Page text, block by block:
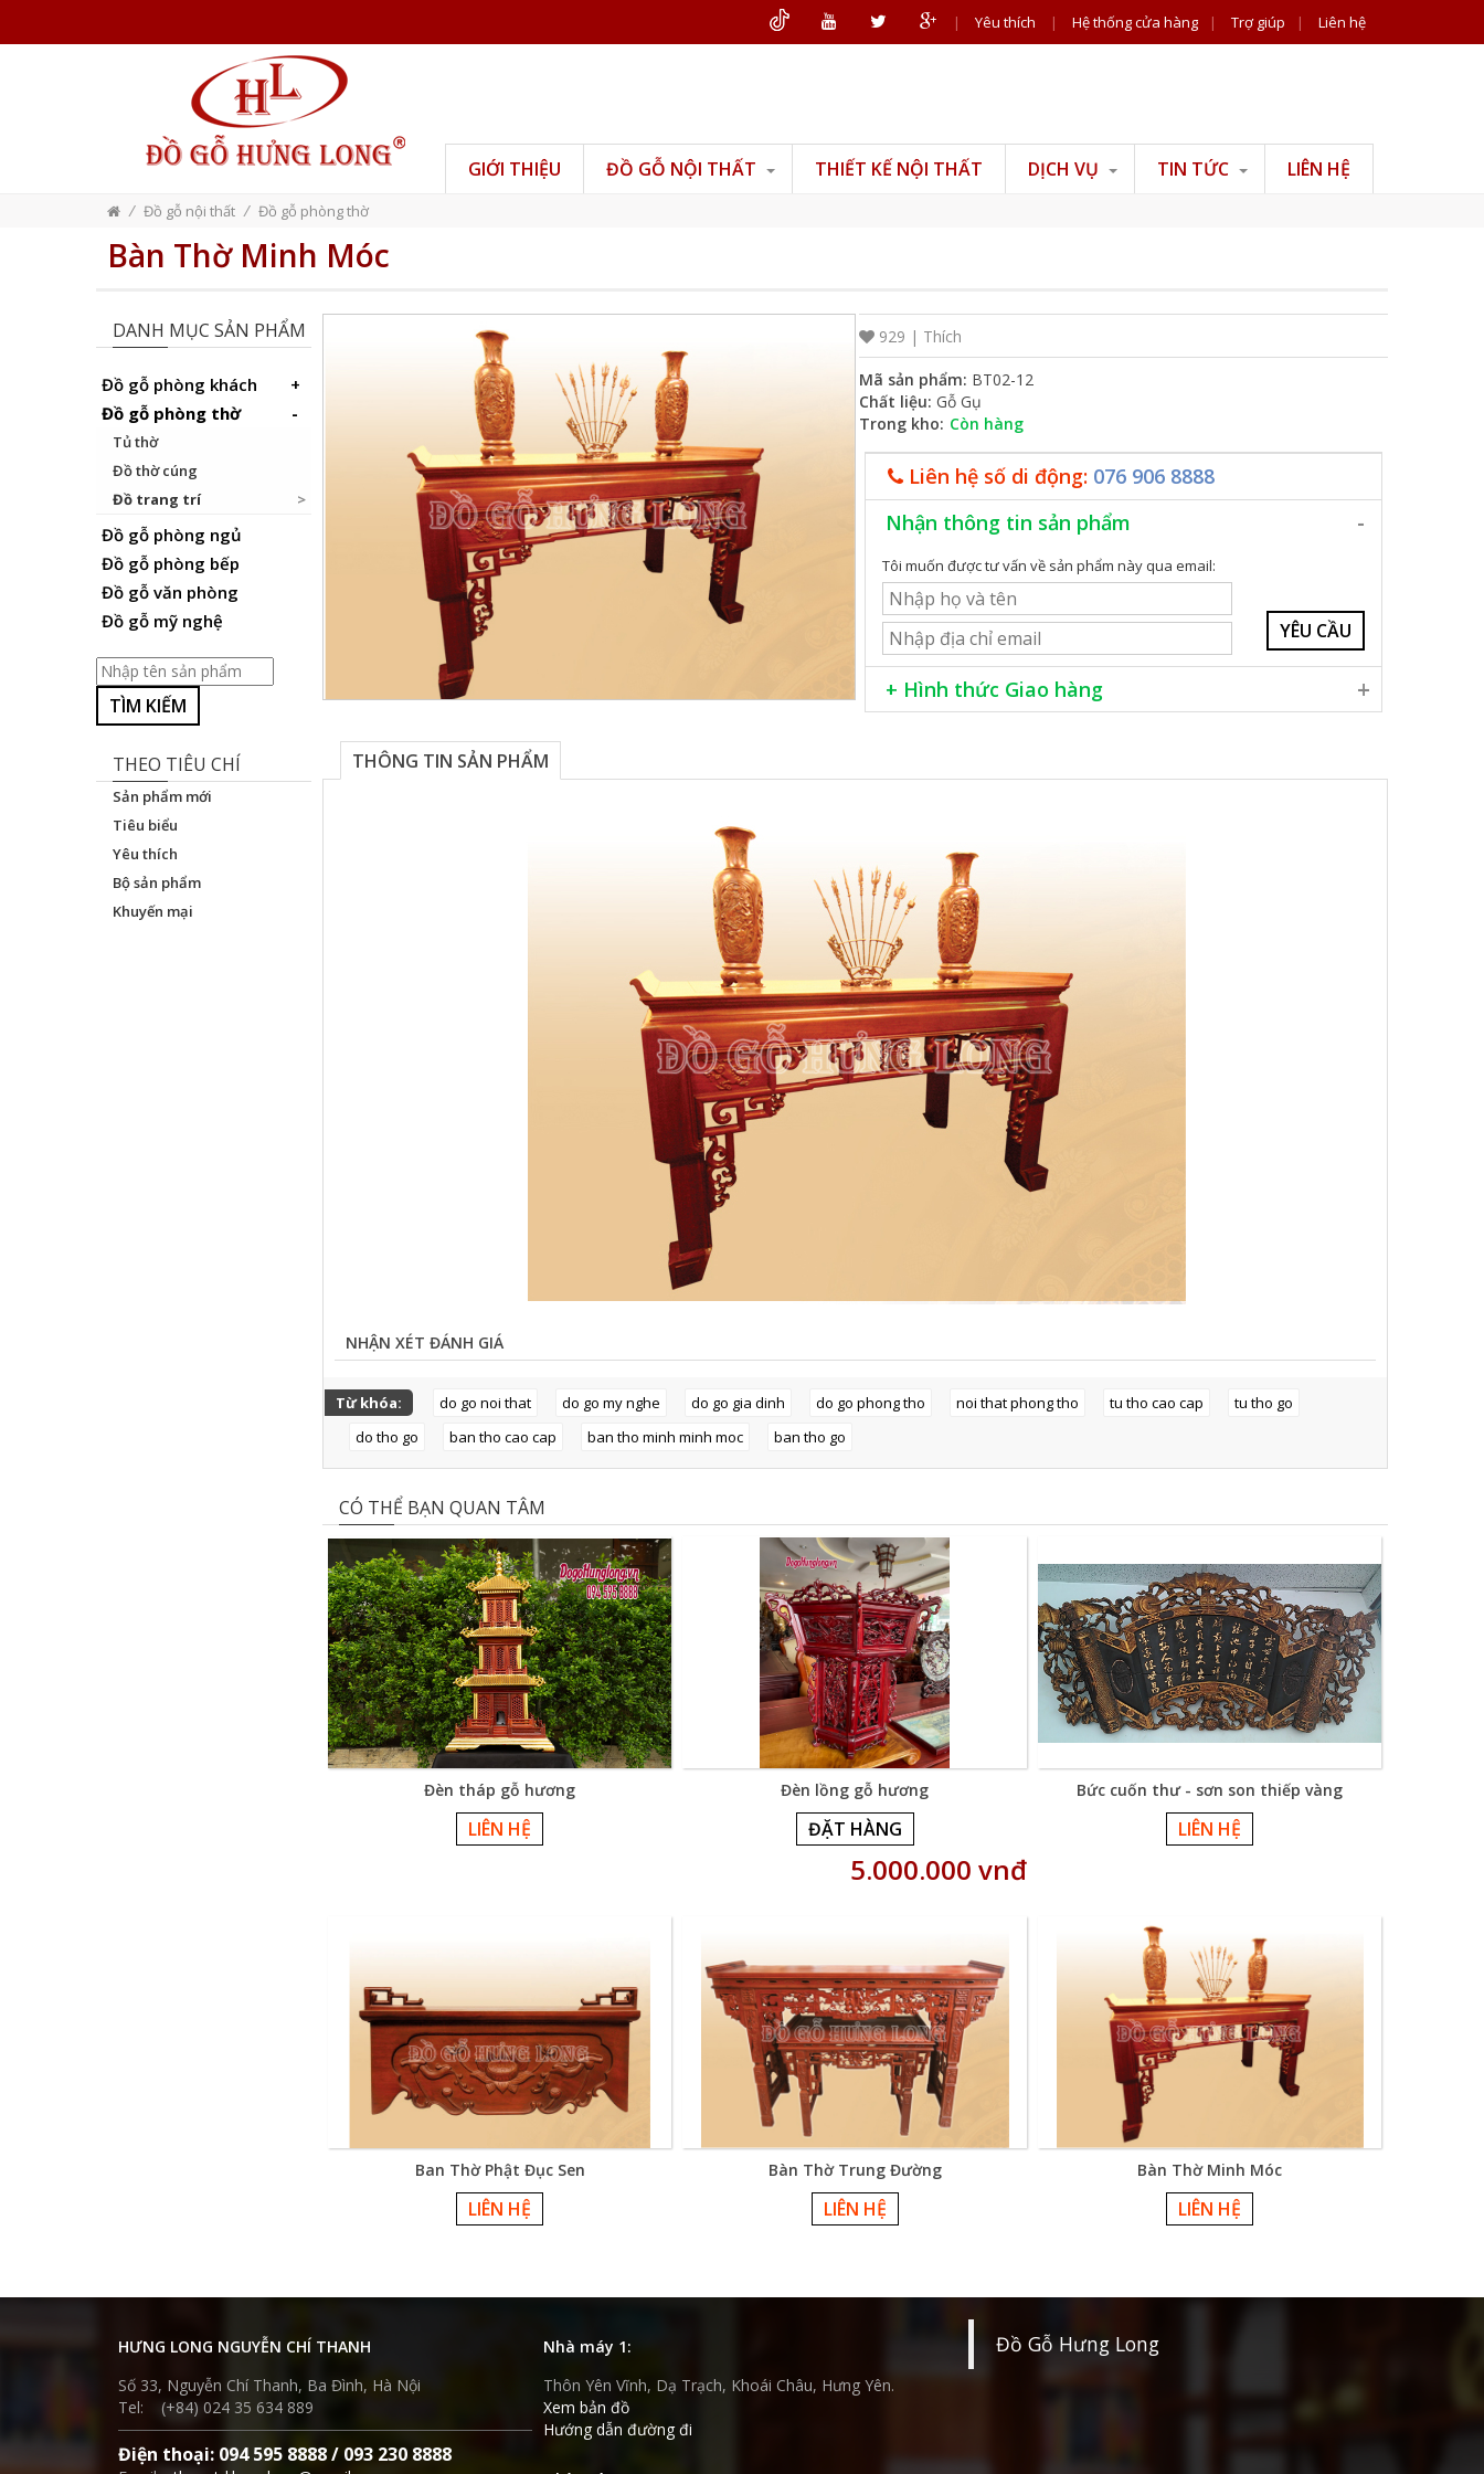
| Yêu thích | Hệ thống cửa hàng | Trợ giúp | Liên hệ
GIỚI THIỆU
Đồ gỗ phòng bếp
Đồ gỗ văn phòng
Đồ gỗ mỹ nghệ
ĐỒ GỖ NỘI THẤT THIẾT KẾ NỘI THẤT
công nội thất
DỊCH VỤ TIN TỨC LIÊN HỆ
/ Đồ gỗ nội thất / Đồ gỗ phòng thờ
Bàn Thờ Minh Móc
DANH MỤC SẢN PHẨM
Đồ gỗ phòng khách
Đồ gỗ phòng thờ
Tủ thờ
Đồ thờ cúng
Đồ trang trí
Đồ gỗ phòng ngủ
Đồ gỗ phòng bếp
Đồ gỗ văn phòng
Đồ gỗ mỹ nghệ
TÌM KIẾM
THEO TIÊU CHÍ
Sản phẩm mới
Tiêu biểu
Yêu thích
Bộ sản phẩm
Khuyến mại
929 | Thích
Mã sản phẩm: BT02-12
Chất liệu: Gỗ Gụ
Trong kho: Còn hàng
Liên hệ số di động: 076 906 8888
Nhận thông tin sản phẩm
Tôi muốn được tư vấn về sản phẩm này qua email:
+ Hình thức Giao hàng
THÔNG TIN SẢN PHẨM
NHẬN XÉT ĐÁNH GIÁ
Từ khóa: do go noi that do go my nghe do go gia dinh do go phong tho noi that phong tho tu tho cao cap
tu tho go
do tho go
ban tho cao cap ban tho minh minh moc ban tho go
CÓ THỂ BẠN QUAN TÂM
Đèn tháp gỗ hương
LIÊN HỆ
Đèn lồng gỗ hương
ĐẶT HÀNG
5.000.000 vnđ
Bức cuốn thư - sơn son thiếp vàng
LIÊN HỆ
Ban Thờ Phật Đục Sen
LIÊN HỆ
Bàn Thờ Trung Đường
LIÊN HỆ
Bàn Thờ Minh Móc
LIÊN HỆ
HƯNG LONG NGUYỄN CHÍ THANH
Số 33, Nguyễn Chí Thanh, Ba Đình, Hà Nội
Tel: (+84) 024 35 634 889
Điện thoại: 094 595 8888 / 093 230 8888
Nhà máy 1:
Thôn Yên Vĩnh, Dạ Trạch, Khoái Châu, Hưng Yên.
Xem bản đồ
Hướng dẫn đường đi
Đồ Gỗ Hưng Long